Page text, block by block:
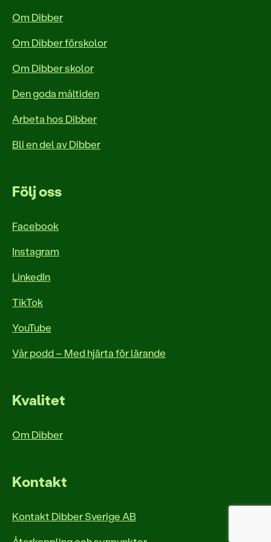
Om Dibber
Om Dibber förskolor
Om Dibber skolor
Den goda måltiden
Arbeta hos Dibber
Bli en del av Dibber
Följ oss
Facebook
Instagram
LinkedIn
TikTok
YouTube
Vår podd – Med hjärta för lärande
Kvalitet
Om Dibber
Kontakt
Kontakt Dibber Sverige AB